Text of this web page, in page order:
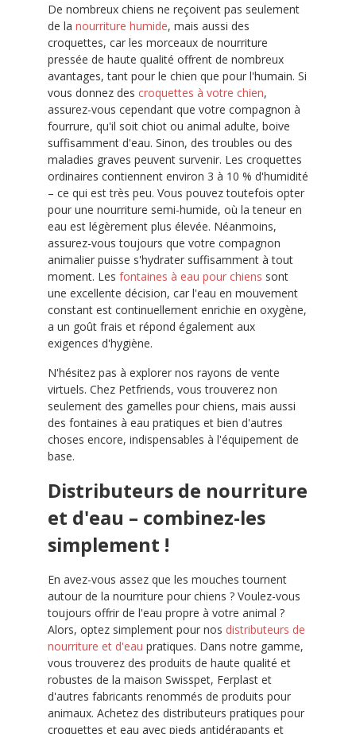
De nombreux chiens ne reçoivent pas seulement
de la nourriture humide, mais aussi des
croquettes, car les morceaux de nourriture
pressée de haute qualité offrent de nombreux
avantages, tant pour le chien que pour l'humain. Si
vous donnez des croquettes à votre chien,
assurez-vous cependant que votre compagnon à
fourrure, qu'il soit chiot ou animal adulte, boive
suffisamment d'eau. Sinon, des troubles ou des
maladies graves peuvent survenir. Les croquettes
ordinaires contiennent environ 3 à 10 % d'humidité
– ce qui est très peu. Vous pouvez toutefois opter
pour une nourriture semi-humide, où la teneur en
eau est légèrement plus élevée. Néanmoins,
assurez-vous toujours que votre compagnon
animalier puisse s'hydrater suffisamment à tout
moment. Les fontaines à eau pour chiens sont
une excellente décision, car l'eau en mouvement
constant est continuellement enrichie en oxygène,
a un goût frais et répond également aux
exigences d'hygiène.
N'hésitez pas à explorer nos rayons de vente
virtuels. Chez Petfriends, vous trouverez non
seulement des gamelles pour chiens, mais aussi
des fontaines à eau pratiques et bien d'autres
choses encore, indispensables à l'équipement de
base.
Distributeurs de nourriture
et d'eau – combinez-les
simplement !
En avez-vous assez que les mouches tournent
autour de la nourriture pour chiens ? Voulez-vous
toujours offrir de l'eau propre à votre animal ?
Alors, optez simplement pour nos distributeurs de
nourriture et d'eau pratiques. Dans notre gamme,
vous trouverez des produits de haute qualité et
robustes de la maison Swisspet, Ferplast et
d'autres fabricants renommés de produits pour
animaux. Achetez des distributeurs pratiques pour
croquettes et eau avec pieds antidérapants et